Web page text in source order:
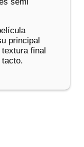
principal
final